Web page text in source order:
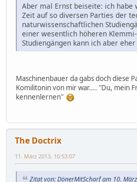
Aber mal Ernst beiseite: ich habe
Zeit auf so diversen Parties der
naturwissenschaftlichen
einer wesentlich höheren
Studiengängen kann ich aber
Maschinenbauer da gabs doch diese
Komilitonin von mir war.... "Du, mein
kennenlernen"
The Doctrix
11. März 2013, 10:53:07
Zitat von: DönerMitScharf am 10.